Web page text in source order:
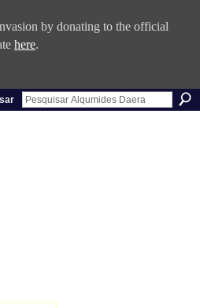
by donating to the official
here.